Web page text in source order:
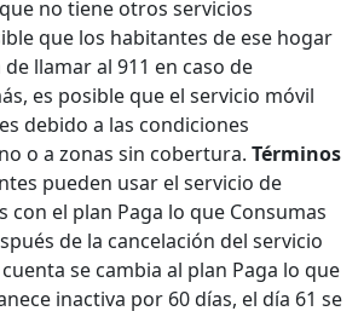
no tiene otros servicios
que los habitantes de ese hogar
llamar al 911 en caso de
es posible que el servicio móvil
debido a las condiciones
o a zonas sin cobertura. Términos
pueden usar el servicio de
con el plan Paga lo que Consumas
de la cancelación del servicio
se cambia al plan Paga lo que
inactiva por 60 días, el día 61 se